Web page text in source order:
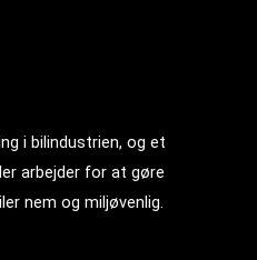
i bilindustrien, og et
arbejder for at gøre
nem og miljøvenlig.